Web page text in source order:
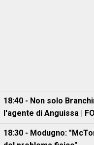
18:40 - Non solo
l'agente di Anguissa |
18:30 - Modugno: